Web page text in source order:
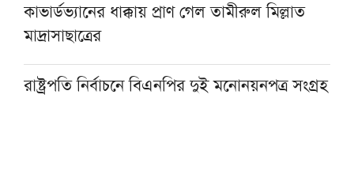
কাভার্ডভ্যানের ধাক্কায় প্রাণ গেল তামীরুল মিল্লাত
মাদ্রাসাছাত্রের
রাষ্ট্রপতি নির্বাচনে বিএনপির দুই মনোনয়নপত্র সংগ্রহ